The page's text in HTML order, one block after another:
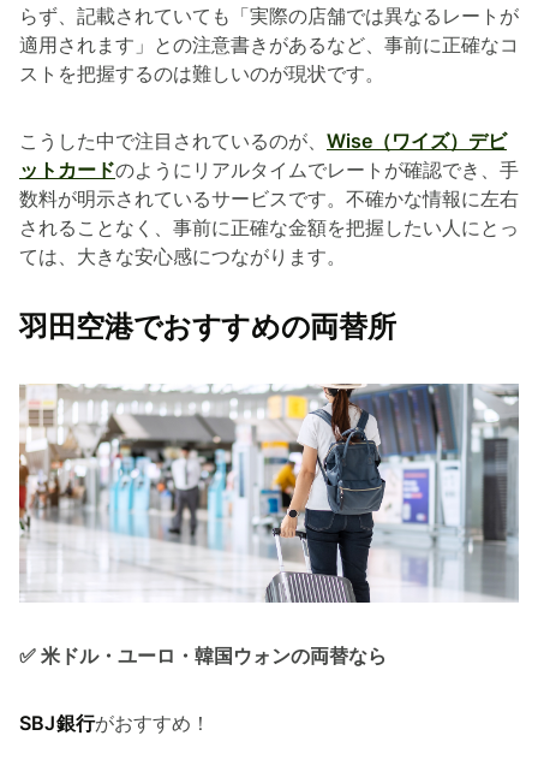
らず、記載されていても「実際の店舗では異なるレートが
適用されます」との注意書きがあるなど、事前に正確なコ
ストを把握するのは難しいのが現状です。
こうした中で注目されているのが、 Wise（ワイズ）デビ
ットカードのようにリアルタイムでレートが確認でき、手
数料が明示されているサービスです。不確かな情報に左右
されることなく、事前に正確な金額を把握したい人にとっ
ては、大きな安心感につながります。
羽田空港でおすすめの両替所
✅ 米ドル・ユーロ・韓国ウォンの両替なら
SBJ銀行がおすすめ！